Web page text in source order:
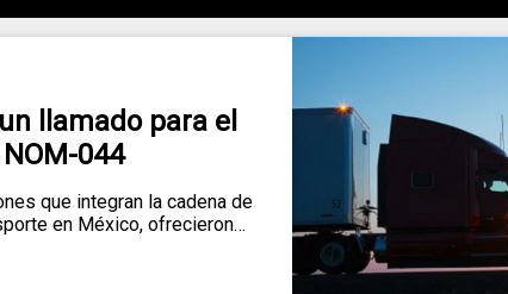
llamado para el
044
que integran la cadena de
en México, ofrecieron…